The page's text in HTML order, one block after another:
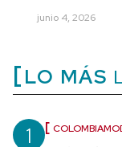
junio 4, 2026
LO MÁS
1